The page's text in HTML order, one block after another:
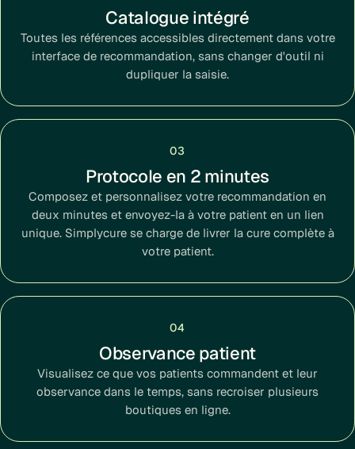
Catalogue intégré
Toutes les références accessibles directement dans votre
interface de recommandation, sans changer d'outil ni
dupliquer la saisie.
03
Protocole en 2 minutes
Composez et personnalisez votre recommandation en
deux minutes et envoyez-la à votre patient en un lien
unique. Simplycure se charge de livrer la cure complète à
votre patient.
04
Observance patient
Visualisez ce que vos patients commandent et leur
observance dans le temps, sans recroiser plusieurs
boutiques en ligne.